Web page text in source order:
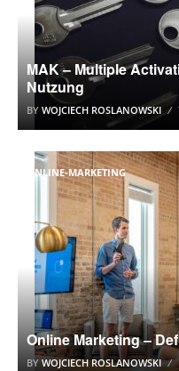
MAK – Multiple
Nutzung
BY WOJCIECH ROSLANOWSKI
ONLINE-MARKETING
Online Marketing –
BY WOJCIECH ROSLANOWSKI